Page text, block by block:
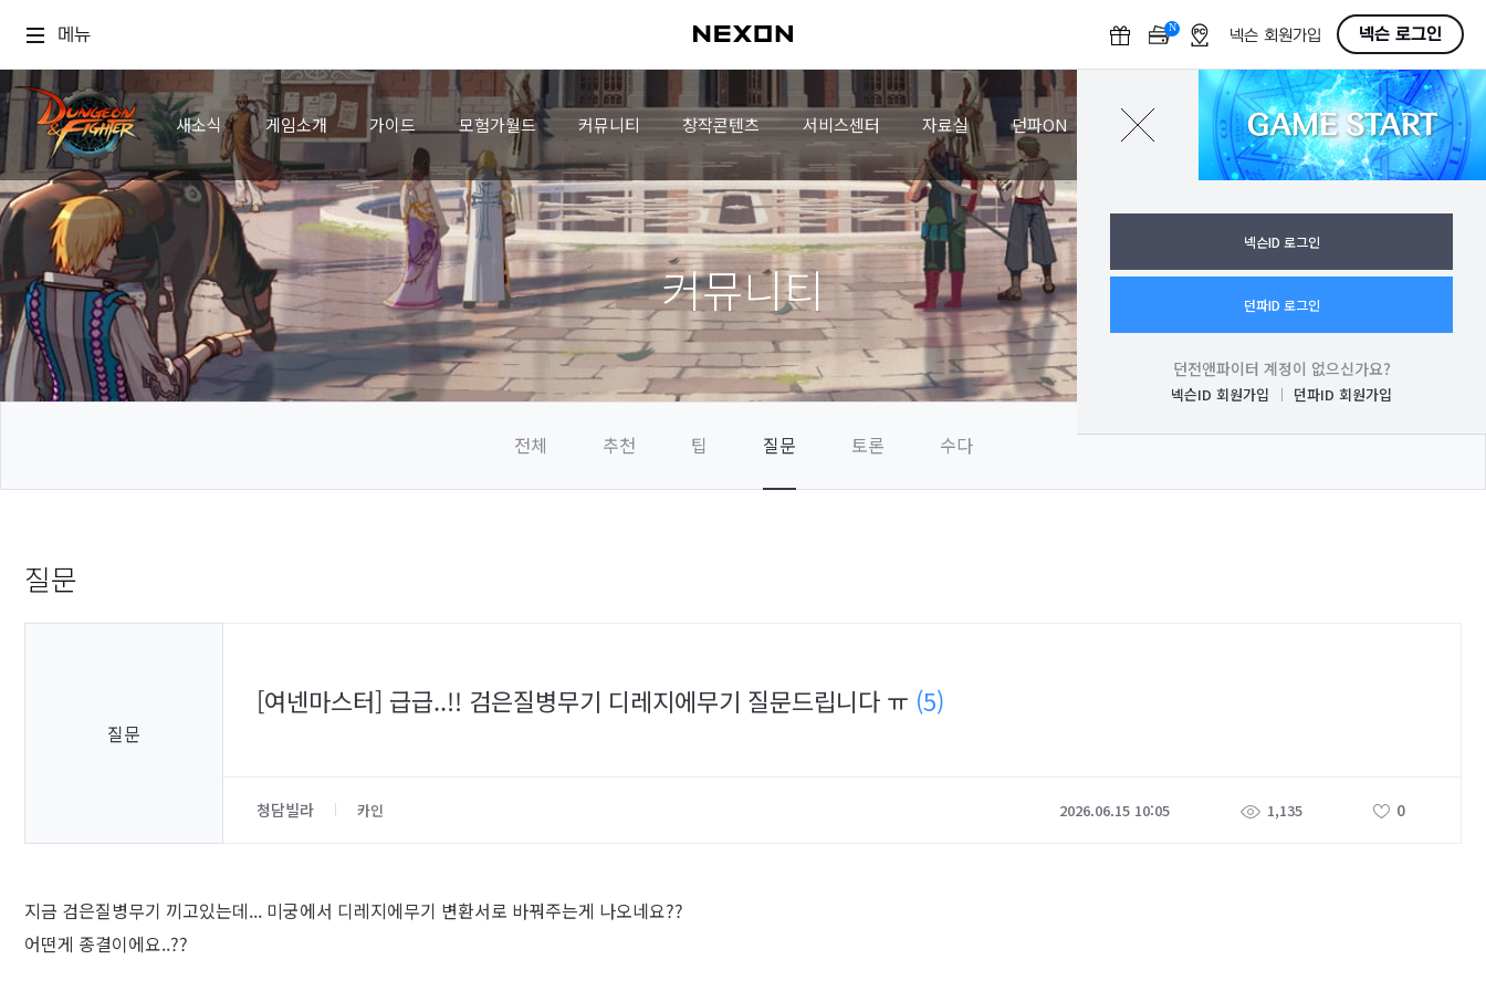
메뉴 N
F
넥슨 회원가입 넥슨 로그인
새소식 게임소개 가이드 모험가월드 커뮤니티 창작콘텐츠 서비스센터 자료실 던파ON GAME START
로그인
넥슨ID 로그인
던파ID 로그인
던전앤파이터 계정이 없으신가요?
넥슨ID 회원가입 던파ID 회원가입
커뮤니티
전체 추천 팁 질문 토론 수다
질문
질문
[여넨마스터] 급급..!! 검은질병무기 디레지에무기 질문드립니다 ㅠ (5)
청담빌라 카인 2026.06.15 10:05 1,135 0
지금 검은질병무기 끼고있는데... 미궁에서 디레지에무기 변환서로 바꿔주는게 나오네요??
어떤게 종결이에요..??